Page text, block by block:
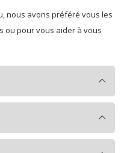
nous avons préféré vous les
ou pour vous aider à vous